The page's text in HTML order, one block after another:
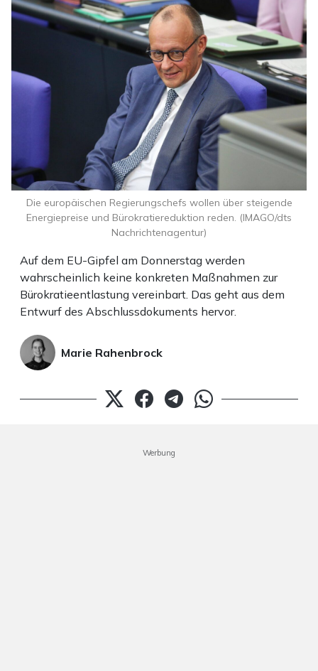
Auf dem EU-Gipfel am Donnerstag werden
wahrscheinlich keine konkreten Maßnahmen zur
Bürokratieentlastung vereinbart. Das geht aus dem
Entwurf des Abschlussdokuments hervor.
Marie Rahenbrock
Die europäischen Regierungschefs wollen über steigende
Energiepreise und Bürokratiereduktion reden. (IMAGO/dts
Nachrichtenagentur)
Werbung